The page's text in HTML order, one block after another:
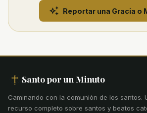
Reportar una Gracia o
Santo por un Minuto
Caminando con la comunión de los santos.
recurso completo sobre santos y beatos